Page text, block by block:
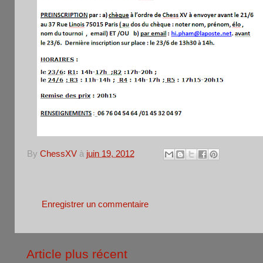
By ChessXV à juin 19, 2012
Enregistrer un commentaire
Article plus récent